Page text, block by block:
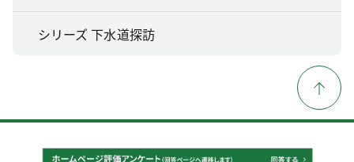
シリーズ 下水道探訪